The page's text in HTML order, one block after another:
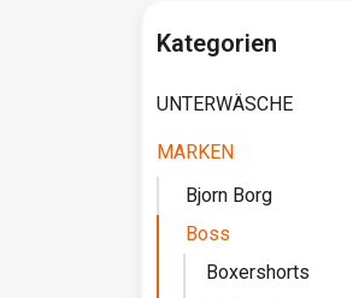
Kategorien
UNTERWÄSCHE
MARKEN
Bjorn Borg
Boss
Boxershorts